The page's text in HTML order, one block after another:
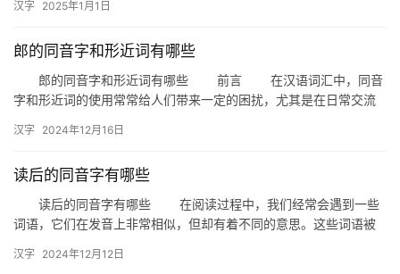
是…
汉字 2025年1月1日
郎的同音字和形近词有哪些
郎的同音字和形近词有哪些 前言 在汉语词汇中，同音
字和形近词的使用常常给人们带来一定的困扰，尤其是在日常交流
汉字 2024年12月16日
读后的同音字有哪些
读后的同音字有哪些 在阅读过程中，我们经常会遇到一些
词语，它们在发音上非常相似，但却有着不同的意思。这些词语被
呢？…
汉字 2024年12月12日